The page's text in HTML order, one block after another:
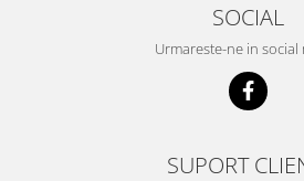
SOCIAL
Urmareste-ne in social
SUPORT